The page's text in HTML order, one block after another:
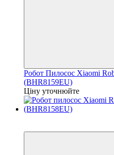
Робот Пилосос Xiaomi
(BHR8159EU)
Ціну уточнюйте